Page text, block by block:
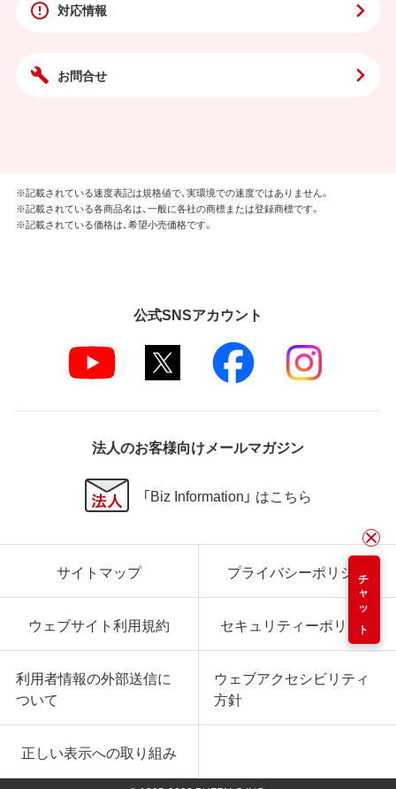
対応情報
お問合せ
チャット
※記載されている速度表記は規格値で、実環境での速度ではありません。
※記載されている各商品名は、一般に各社の商標または登録商標です。
※記載されている価格は、希望小売価格です。
公式SNSアカウント
法人のお客様向けメールマガジン
「Biz Information」 はこちら
サイトマップ プライバシーポリシー
ウェブサイト利用規約 セキュリティーポリシー
利用者情報の外部送信に
ついて
ウェブアクセシビリティ
方針
正しい表示への取り組み